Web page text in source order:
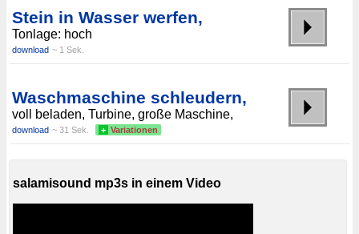
Stein in Wasser werfen,
Tonlage: hoch
download ~ 1 Sek.
Waschmaschine schleudern,
voll beladen, Turbine, große Maschine,
download ~ 31 Sek. + Variationen
salamisound mp3s in einem Video